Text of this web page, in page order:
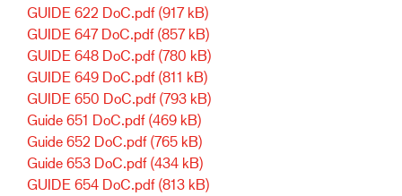
GUIDE 622 DoC.pdf (917 kB)
GUIDE 647 DoC.pdf (857 kB)
GUIDE 648 DoC.pdf (780 kB)
GUIDE 649 DoC.pdf (811 kB)
GUIDE 650 DoC.pdf (793 kB)
Guide 651 DoC.pdf (469 kB)
Guide 652 DoC.pdf (765 kB)
Guide 653 DoC.pdf (434 kB)
GUIDE 654 DoC.pdf (813 kB)